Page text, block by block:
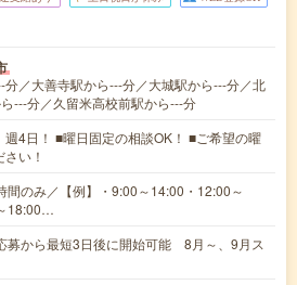
分／大善寺駅から---分／大城駅から---分／北
---分／久留米高校前駅から---分
週4日！ ■曜日固定の相談OK！ ■ご希望の曜
い！
間のみ／【例】・9:00～14:00・12:00～
18:00…
から最短3日後に開始可能 8月～、9月ス